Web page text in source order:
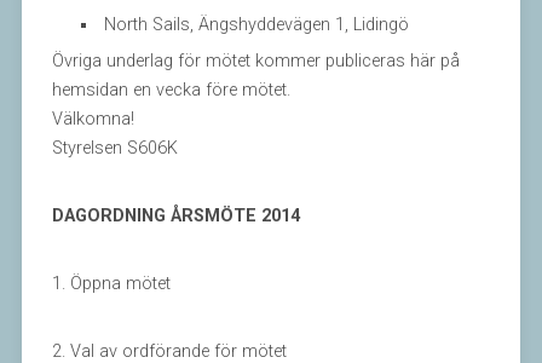
North Sails, Ängshyddevägen 1, Lidingö
Övriga underlag för mötet kommer publiceras här på
hemsidan en vecka före mötet.
Välkomna!
Styrelsen S606K
DAGORDNING ÅRSMÖTE 2014
1. Öppna mötet
2. Val av ordförande för mötet